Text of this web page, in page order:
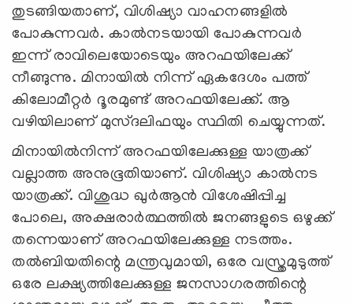
തുടങ്ങിയതാണ്, വിശിഷ്യാ വാഹനങ്ങളില്‍
പോകുന്നവര്‍. കാല്‍നടയായി പോകുന്നവര്‍
ഇന്ന് രാവിലെയോടെയും അറഫയിലേക്ക്
നീങ്ങുന്നു. മിനായില്‍ നിന്ന് ഏകദേശം പത്ത്
കിലോമീറ്റര്‍ ദൂരമുണ്ട് അറഫയിലേക്ക്. ആ
വഴിയിലാണ് മുസ്ദലിഫയും സ്ഥിതി ചെയ്യുന്നത്.
മിനായില്‍നിന്ന് അറഫയിലേക്കുള്ള യാത്രക്ക്
വല്ലാത്ത അനുഭൂതിയാണ്. വിശിഷ്യാ കാല്‍നട
യാത്രക്ക്. വിശുദ്ധ ഖുര്‍ആന്‍ വിശേഷിപ്പിച്ച
പോലെ, അക്ഷരാര്‍ത്ഥത്തില്‍ ജനങ്ങളുടെ ഒഴുക്ക്
തന്നെയാണ് അറഫയിലേക്കുള്ള നടത്തം.
തല്‍ബിയതിന്റെ മന്ത്രവുമായി, ഒരേ വസ്ത്രമുടുത്ത്
ഒരേ ലക്ഷ്യത്തിലേക്കുള്ള ജനസാഗരത്തിന്റെ